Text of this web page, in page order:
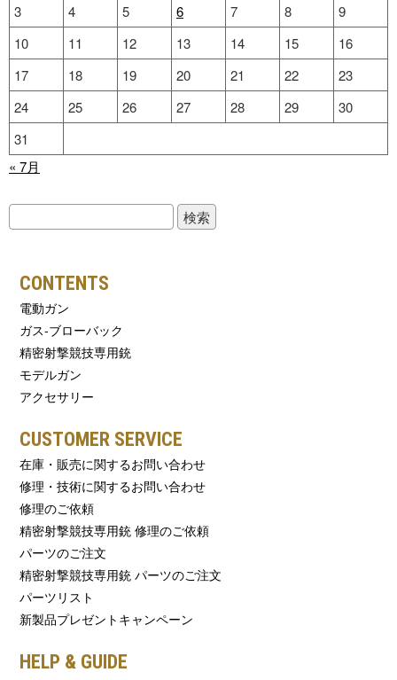
3
4 5 6 7 8
9
10
11 12 13 14 15
16
17
18 19 20 21 22
23
24
25 26 27 28 29
30
31
« 7月
索:
CONTENTS
電動ガン
ガス-ブローバック
精密射撃競技専用銃
モデルガン
アクセサリー
CUSTOMER SERVICE
在庫・販売に関するお問い合わせ
修理・技術に関するお問い合わせ
修理のご依頼
精密射撃競技専用銃 修理のご依頼
パーツのご注文
精密射撃競技専用銃 パーツのご注文
パーツリスト
新製品プレゼントキャンペーン
HELP & GUIDE